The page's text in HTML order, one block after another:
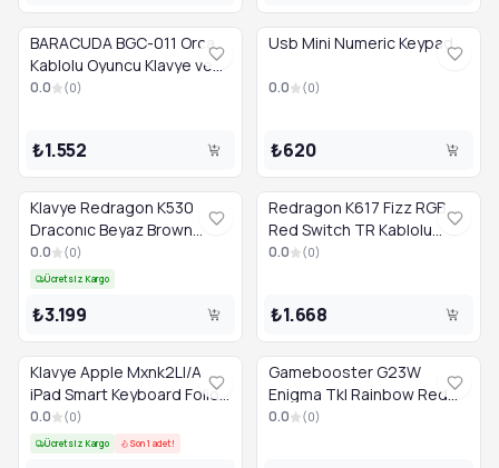
BARACUDA BGC-011 Orca
Kablolu Oyuncu Klavye ve
Fare Seti, Beyaz
0.0 (0)
₺1.552
Usb Mini Numeric Keypad
0.0 (0)
₺620
Klavye Redragon K530
Draconıc Beyaz Brown
Swıtch Kablosuz Tr Layout
0.0 (0)
Ücretsiz Kargo
₺3.199
Redragon K617 Fizz RGB
Red Switch TR Kablolu
Mekanik Oyuncu Klavyesi,
0.0 (0)
₺1.668
Klavye Apple Mxnk2Ll/A
iPad Smart Keyboard Folio
A2038 11" Us Layout
0.0 (0)
Ücretsiz Kargo Son 1 adet!
Gamebooster G23W
Enigma Tkl Rainbow Red
Switch Mekanik Beyaz
0.0 (0)